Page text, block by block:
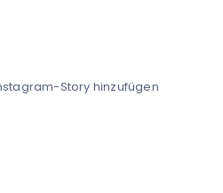
Story hinzufügen